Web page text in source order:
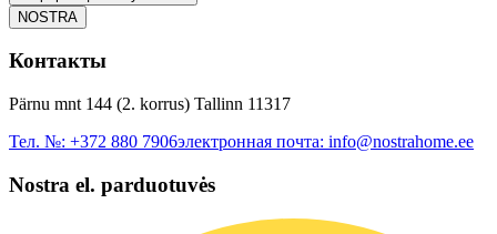
NOSTRA
Контакты
Pärnu mnt 144 (2. korrus) Tallinn 11317
Тел. №: +372 880 7906электронная почта: info@nostrahome.ee
Nostra el. parduotuvės